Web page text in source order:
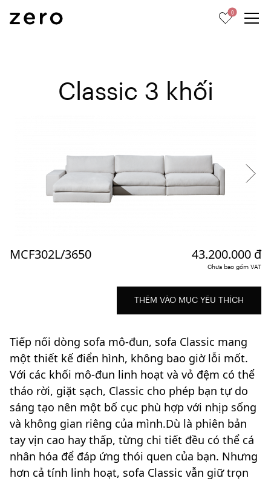
0
Classic 3 khối
MCF302L/3650 43.200.000 đ
Chưa bao gồm VAT
THÊM VÀO MỤC YÊU THÍCH
Tiếp nối dòng sofa mô-đun, sofa Classic mang
một thiết kế điển hình, không bao giờ lỗi mốt.
Với các khối mô-đun linh hoạt và vỏ đệm có thể
tháo rời, giặt sạch, Classic cho phép bạn tự do
sáng tạo nên một bố cục phù hợp với nhịp sống
và không gian riêng của mình.Dù là phiên bản
tay vịn cao hay thấp, từng chi tiết đều có thể cá
nhân hóa để đáp ứng thói quen của bạn. Nhưng
hơn cả tính linh hoạt, sofa Classic vẫn giữ trọn